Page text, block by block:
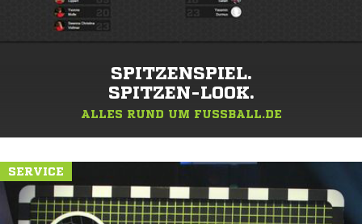
SPITZENSPIEL.
SPITZEN-LOOK.
ALLES RUND UM FUSSBALL.DE
SERVICE